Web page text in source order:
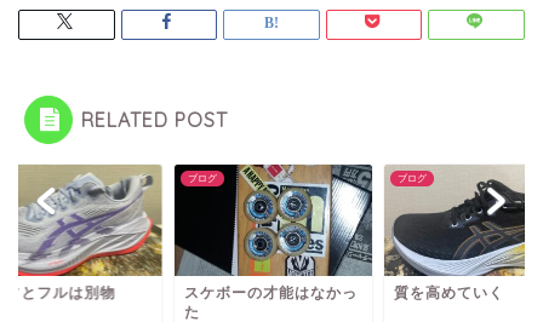
RELATED POST
フとフルは別物
ブログ
スケボーの才能はなかっ
た
ブログ
質を高めていく